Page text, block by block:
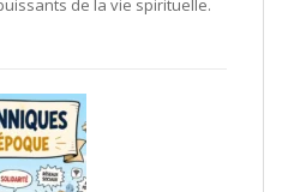
de la vie spirituelle.